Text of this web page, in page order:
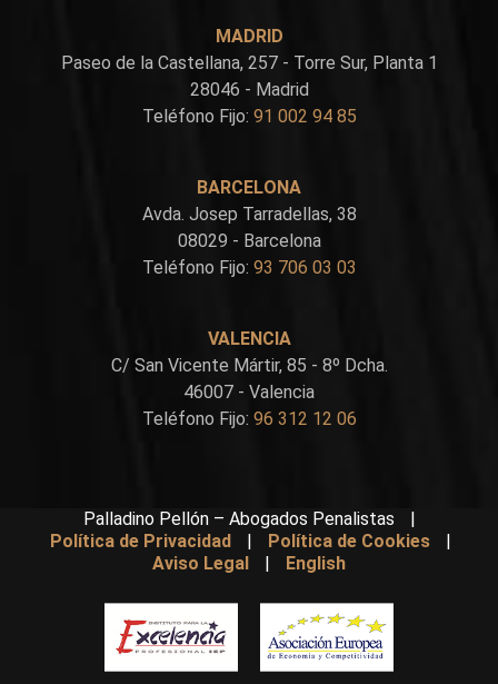
MADRID
Paseo de la Castellana, 257 - Torre Sur, Planta 1
28046 - Madrid
Teléfono Fijo: 91 002 94 85
BARCELONA
Avda. Josep Tarradellas, 38
08029 - Barcelona
Teléfono Fijo: 93 706 03 03
VALENCIA
C/ San Vicente Mártir, 85 - 8º Dcha.
46007 - Valencia
Teléfono Fijo: 96 312 12 06
Palladino Pellón – Abogados Penalistas
Política de Privacidad
Política de Cookies
Aviso Legal
English